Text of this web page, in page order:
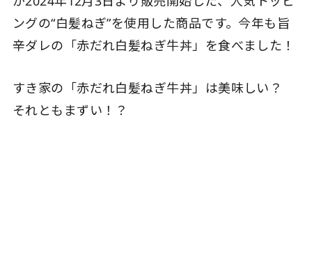
ングの“白髪ねぎ”を使用した商品です。今年も旨
辛ダレの「赤だれ白髪ねぎ牛丼」を食べました！
すき家の「赤だれ白髪ねぎ牛丼」は美味しい？
それともまずい！？